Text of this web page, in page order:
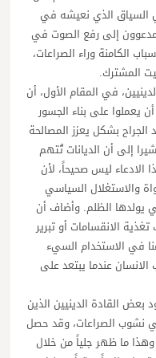
السياق الذي نعيشه في
مدعوون إلى رفع الصوت في
الكامنة وراء الصراعات،
المشترك.
في المقام الأول، أن
يعملوا على بناء الجسور
بشكل يعزز المصالحة
إلى أن الديانات تُتهم
الادعاء ليس صحيحاً، لأن
والاستغلال السياسي
يولدها الظلم. وأضاف أن
الانقسامات أو تبرير
في الاستخدام السيء
عندما يبتعد على
القادة الدينيين الذين
نشوب الصراعات، وقد حصل
وهذا ما ظهر جلياً من خلال